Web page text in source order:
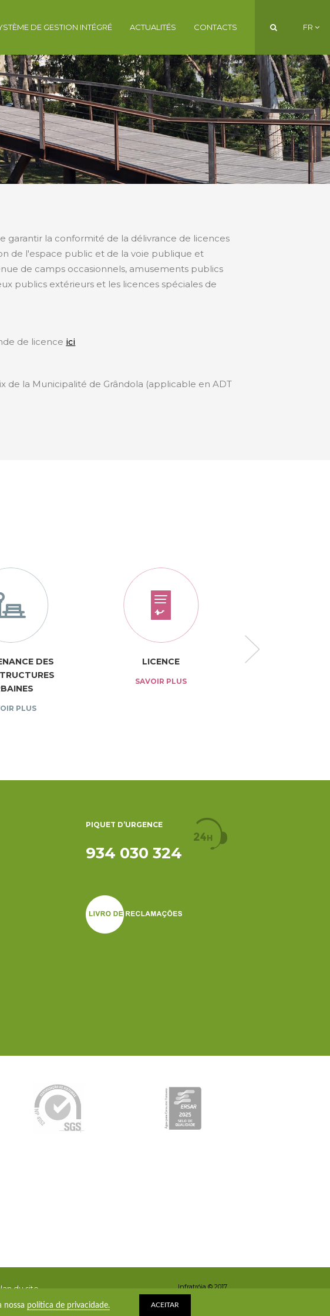
nossa política de privacidade. ACEITAR
FR
FR
EN
PT
DE GESTION INTÉGRÉ ACTUALITÉS CONTACTS
garantir la conformité de la délivrance de licences
de l'espace public et de la voie publique et
de camps occasionnels, amusements publics
publics extérieurs et les licences spéciales de
de licence ici
de la Municipalité de Grândola (applicable en ADT
DES
PLUS
LICENCE
SAVOIR PLUS
PIQUET D’URGENCE
934 030 324
du site
Infratróia © 2017
Tous droits réservés.